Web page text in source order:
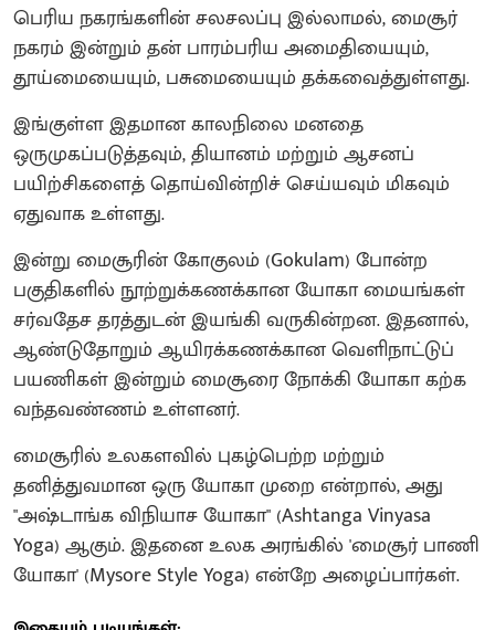
​பெரிய நகரங்களின் சலசலப்பு இல்லாமல், மைசூர்
நகரம் இன்றும் தன் பாரம்பரிய அமைதியையும்,
தூய்மையையும், பசுமையையும் தக்கவைத்துள்ளது.
​இங்குள்ள இதமான காலநிலை மனதை
ஒருமுகப்படுத்தவும், தியானம் மற்றும் ஆசனப்
பயிற்சிகளைத் தொய்வின்றிச் செய்யவும் மிகவும்
ஏதுவாக உள்ளது.
​இன்று மைசூரின் கோகுலம் (Gokulam) போன்ற
பகுதிகளில் நூற்றுக்கணக்கான யோகா மையங்கள்
சர்வதேச தரத்துடன் இயங்கி வருகின்றன. இதனால்,
ஆண்டுதோறும் ஆயிரக்கணக்கான வெளிநாட்டுப்
பயணிகள் இன்றும் மைசூரை நோக்கி யோகா கற்க
வந்தவண்ணம் உள்ளனர்.
மைசூரில் உலகளவில் புகழ்பெற்ற மற்றும்
தனித்துவமான ஒரு யோகா முறை என்றால், அது
"அஷ்டாங்க விநியாச யோகா" (Ashtanga Vinyasa
Yoga) ஆகும். இதனை உலக அரங்கில் 'மைசூர் பாணி
யோகா' (Mysore Style Yoga) என்றே அழைப்பார்கள்.